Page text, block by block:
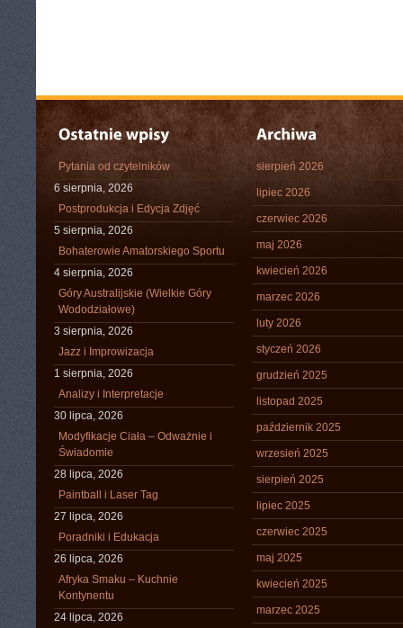
Pytania od czytelników
6 sierpnia, 2026
Postprodukcja i Edycja Zdjęć
5 sierpnia, 2026
Bohaterowie Amatorskiego Sportu
4 sierpnia, 2026
Góry Australijskie (Wielkie Góry
Wododziałowe)
3 sierpnia, 2026
Jazz i Improwizacja
1 sierpnia, 2026
Analizy i Interpretacje
30 lipca, 2026
Modyfikacje Ciała – Odważnie i
Świadomie
28 lipca, 2026
Paintball i Laser Tag
27 lipca, 2026
Poradniki i Edukacja
26 lipca, 2026
Afryka Smaku – Kuchnie
Kontynentu
24 lipca, 2026
sierpień 2026
lipiec 2026
czerwiec 2026
maj 2026
kwiecień 2026
marzec 2026
luty 2026
styczeń 2026
grudzień 2025
listopad 2025
październik 2025
wrzesień 2025
sierpień 2025
lipiec 2025
czerwiec 2025
maj 2025
kwiecień 2025
marzec 2025